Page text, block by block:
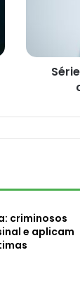
criminosos
e aplicam